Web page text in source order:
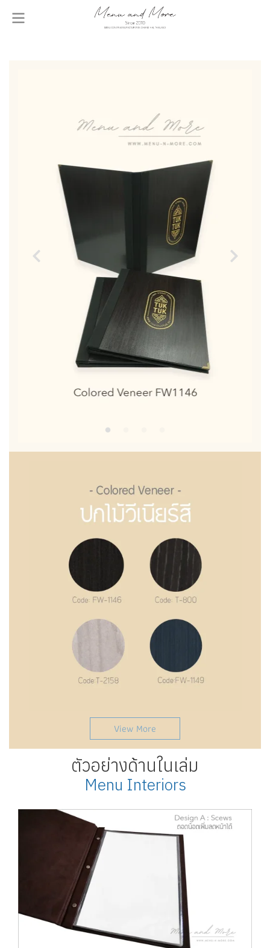
View More
ตัวอย่างด้านในเล่ม
Menu Interiors